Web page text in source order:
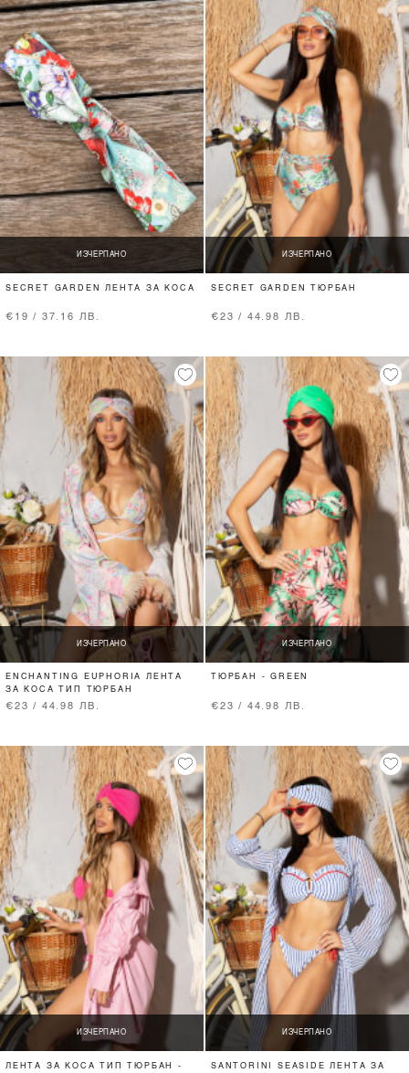
ИЗЧЕРПАНО
SECRET GARDEN ЛЕНТА ЗА КОСА
€19 / 37.16 ЛВ.
ИЗЧЕРПАНО
SECRET GARDEN ТЮРБАН
€23 / 44.98 ЛВ.
ИЗЧЕРПАНО
ENCHANTING EUPHORIA ЛЕНТА
ЗА КОСА ТИП ТЮРБАН
€23 / 44.98 ЛВ.
ИЗЧЕРПАНО
ТЮРБАН - GREEN
€23 / 44.98 ЛВ.
ИЗЧЕРПАНО
ЛЕНТА ЗА КОСА ТИП ТЮРБАН -
ИЗЧЕРПАНО
SANTORINI SEASIDE ЛЕНТА ЗА